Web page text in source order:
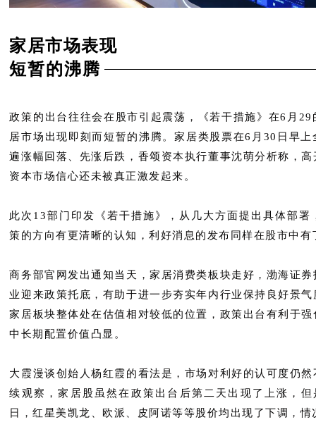
家居市场表现
短暂的沸腾
政策的出台往往会在股市引起震荡，《若干措施》在6月
居市场出现即刻而短暂的沸腾。家居类股票在6月30日早
遍涨幅回落、先涨后跌，香颂资本执行董事沈萌分析称，
资本市场信心还未被真正激发起来。
此次13部门印发《若干措施》，从几大方面提出具体部署
策的方向有更清晰的认知，利好消息的发布同样在股市中有
商务部官网发出通知当天，家居消费类板块走好，渤海证
业迎来政策托底，有助于进一步夯实年内行业保持良好景
家居板块整体处在估值相对较低的位置，政策出台有利于
中长期配置价值凸显。
大霞漫谈创始人杨红霞的看法是，市场对利好的认可度仍
续观察，家居股虽然在政策出台后第二天出现了上涨，
日，红星美凯龙、欧派、皮阿诺等等股价均出现了下调，